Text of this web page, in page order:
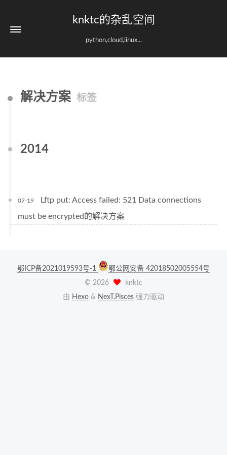
knktc的杂乱空间
python,cloud,linux...
解决方案 标签
2014
07-19
Lftp put: Access failed: 521 Data connections
must be encrypted的解决方案
鄂ICP备2021019593号-1
鄂公网安备 42018502005554号
© 2026
knktc
由 Hexo & NexT.Pisces 强力驱动